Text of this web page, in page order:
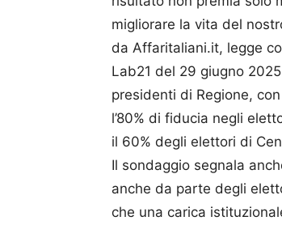
migliorare la vita del
da Affaritaliani.it, legge
Lab21 del 29 giugno
presidenti di Regione,
l’80% di fiducia negli
il 60% degli elettori di
Il sondaggio segnala
anche da parte degli
che una carica